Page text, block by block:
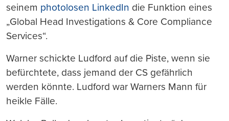
seinem photolosen LinkedIn die Funktion eines
„Global Head Investigations & Core Compliance
Services“.
Warner schickte Ludford auf die Piste, wenn sie
befürchtete, dass jemand der CS gefährlich
werden könnte. Ludford war Warners Mann für
heikle Fälle.